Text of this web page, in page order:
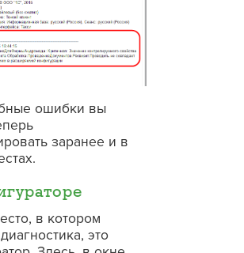
ошибки вы
заранее и в
в котором
это